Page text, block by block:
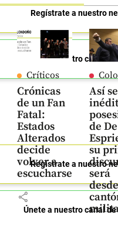
Críticos
Crónicas
de un Fan
Fatal:
Estados
Alterados
decide
volver a
escucharse
share
Así
de
su
será
Regístrate a nuestro
Únete a nuestro canal
Regístrate a nuestro
Únete a nuestro canal